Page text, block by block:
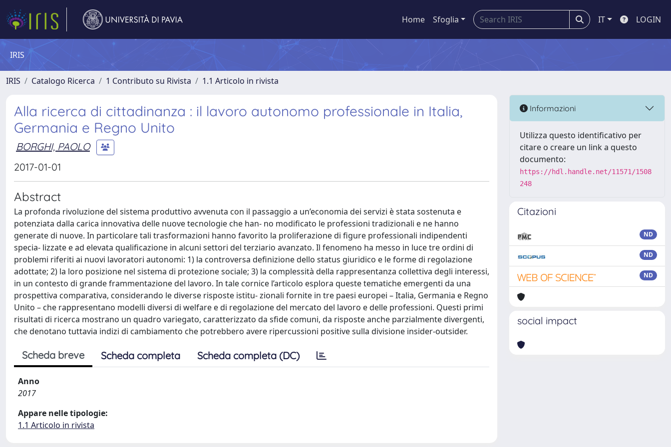
Home Sfoglia IT LOGIN
IRIS
IRIS Catalogo Ricerca 1 Contributo su Rivista 1.1 Articolo in rivista
Alla ricerca di cittadinanza : il lavoro autonomo professionale in Italia,
Germania e Regno Unito
BORGHI, PAOLO
2017-01-01
Abstract
La profonda rivoluzione del sistema produttivo avvenuta con il passaggio a un’economia dei servizi è stata sostenuta e
potenziata dalla carica innovativa delle nuove tecnologie che han- no modificato le professioni tradizionali e ne hanno
generate di nuove. In particolare tali trasformazioni hanno favorito la proliferazione di figure professionali indipendenti
specia- lizzate e ad elevata qualificazione in alcuni settori del terziario avanzato. Il fenomeno ha messo in luce tre ordini di
problemi riferiti ai nuovi lavoratori autonomi: 1) la controversa definizione dello status giuridico e le forme di regolazione
adottate; 2) la loro posizione nel sistema di protezione sociale; 3) la complessità della rappresentanza collettiva degli interessi,
in un contesto di grande frammentazione del lavoro. In tale cornice l’articolo esplora queste tematiche emergenti da una
prospettiva comparativa, considerando le diverse risposte istitu- zionali fornite in tre paesi europei – Italia, Germania e Regno
Unito – che rappresentano modelli diversi di welfare e di regolazione del mercato del lavoro e delle professioni. Questi primi
risultati di ricerca mostrano un quadro variegato, caratterizzato da sfide comuni, da risposte anche parzialmente divergenti,
che denotano tuttavia indizi di cambiamento che potrebbero avere ripercussioni positive sulla divisione insider-outsider.
Scheda breve Scheda completa Scheda completa (DC)
Anno
2017
Appare nelle tipologie:
1.1 Articolo in rivista
Informazioni
Utilizza questo identificativo per
citare o creare un link a questo
documento:
https://hdl.handle.net/11571/1508
248
Citazioni
ND
ND
ND
social impact